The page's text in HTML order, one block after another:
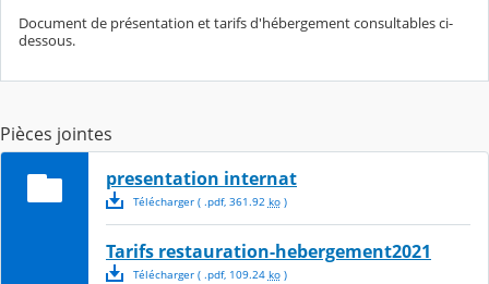
Document de présentation et tarifs d'hébergement consultables ci-
dessous.
Pièces jointes
presentation internat
Télécharger( .pdf, 361.92 ko)
Tarifs restauration-hebergement2021
Télécharger( .pdf, 109.24 ko)